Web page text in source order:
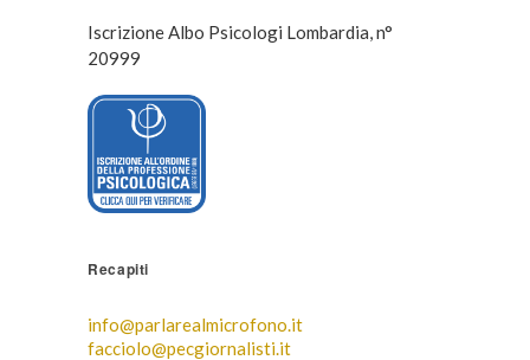
Iscrizione Albo Psicologi Lombardia, n°
20999
Recapiti
info@parlarealmicrofono.it
facciolo@pecgiornalisti.it